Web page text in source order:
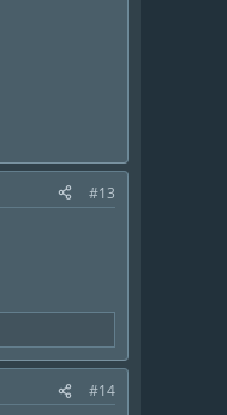
#13
#14